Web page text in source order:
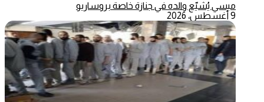
ميسي يُشيّع والده في جنازة خاصة بروساريو
9 أغسطس، 2026